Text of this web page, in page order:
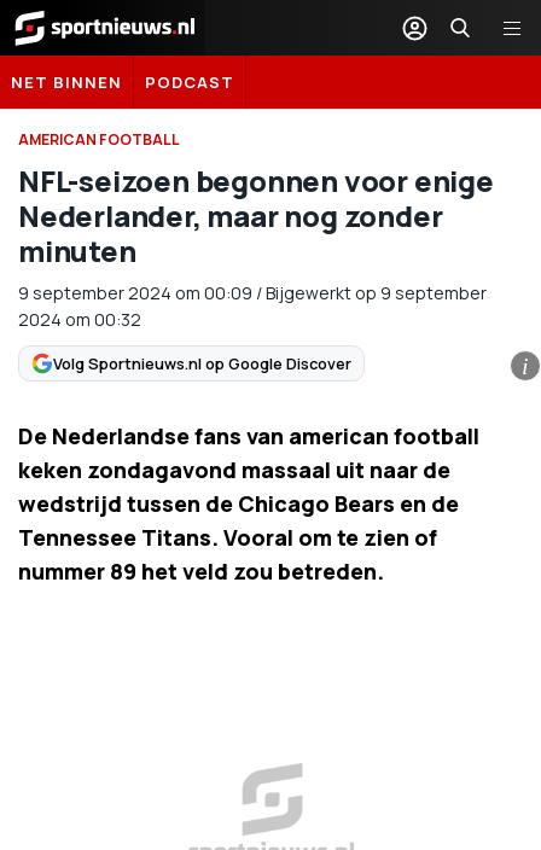
Sportnieuws.nl
NET BINNEN PODCAST
AMERICAN FOOTBALL
NFL-seizoen begonnen voor enige
Nederlander, maar nog zonder
minuten
9 september 2024 om 00:09 /Bijgewerkt op 9 september
2024 om 00:32
Volg Sportnieuws.nl op Google Discover i
De Nederlandse fans van american football
keken zondagavond massaal uit naar de
wedstrijd tussen de Chicago Bears en de
Tennessee Titans. Vooral om te zien of
nummer 89 het veld zou betreden.